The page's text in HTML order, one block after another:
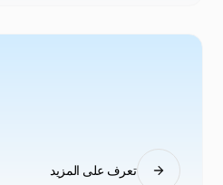
تعرف على المزيد